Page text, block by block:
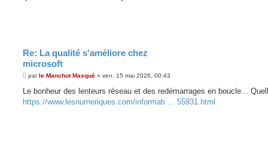
Re: La qualité s'améliore chez
microsoft
M
s
a
parle Manchot Masqué » ven. 15 mai 2026, 00:43
Le bonheur des lenteurs réseau et des redémarrages en boucle...
https://www.lesnumeriques.com/informati ... 55931.html